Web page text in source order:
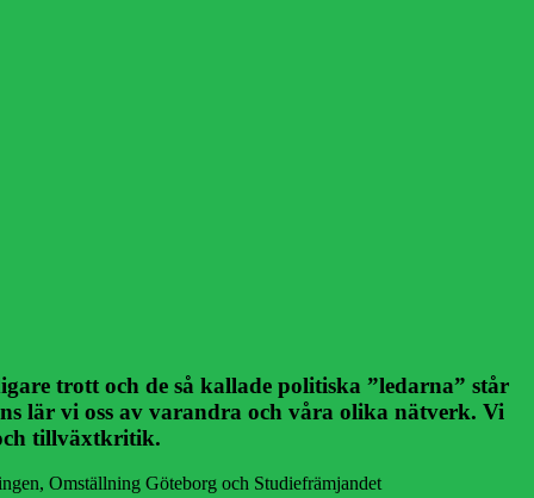
trott och de så kallade politiska ”ledarna” står
lär vi oss av varandra och våra olika nätverk. Vi
tillväxtkritik.
Omställning Göteborg och Studiefrämjandet